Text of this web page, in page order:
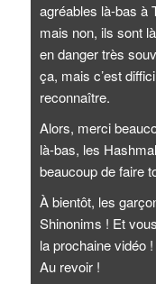
agréables là-bas à
mais non, ils sont
en danger très
ça, mais c’est
reconnaître.
Alors, merci
là-bas, les
beaucoup de faire
À bientôt, les
Shinonims ! Et
la prochaine vidéo
Au revoir !